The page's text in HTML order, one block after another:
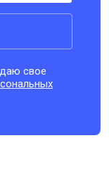
свое